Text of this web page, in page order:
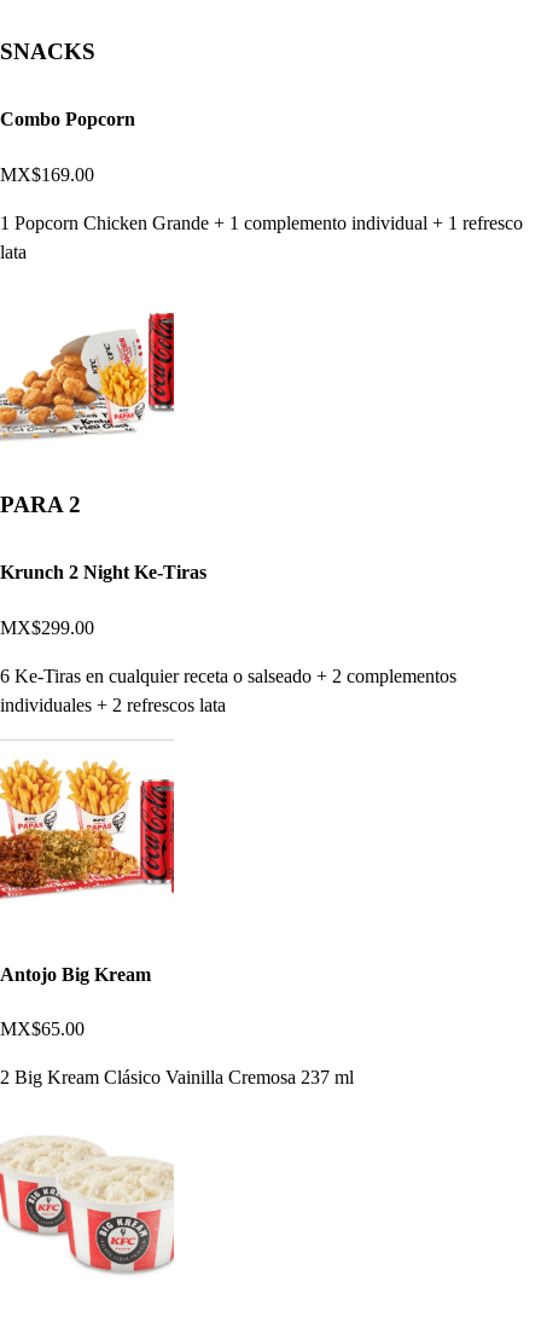
SNACKS
Combo Popcorn
MX$169.00
1 Popcorn Chicken Grande + 1 complemento individual + 1 refresco
lata
PARA 2
Krunch 2 Night Ke-Tiras
MX$299.00
6 Ke-Tiras en cualquier receta o salseado + 2 complementos
individuales + 2 refrescos lata
Antojo Big Kream
MX$65.00
2 Big Kream Clásico Vainilla Cremosa 237 ml